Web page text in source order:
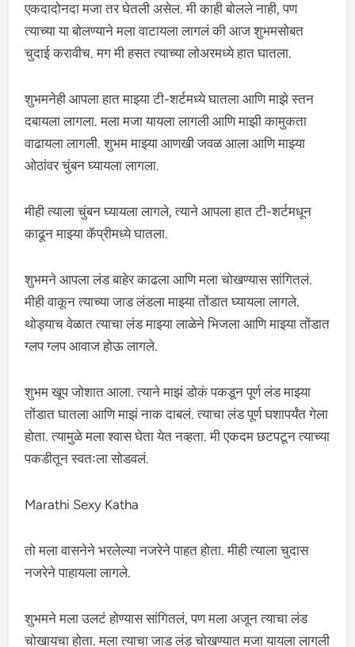
एकदादोनदा मजा तर घेतली असेल. मी काही बोलले नाही, पण
त्याच्या या बोलण्याने मला वाटायला लागलं की आज शुभमसोबत
चुदाई करावीच. मग मी हसत त्याच्या लोअरमध्ये हात घातला.
शुभमनेही आपला हात माझ्या टी-शर्टमध्ये घातला आणि माझे स्तन
दबायला लागला. मला मजा यायला लागली आणि माझी कामुकता
वाढायला लागली. शुभम माझ्या आणखी जवळ आला आणि माझ्या
ओठांवर चुंबन घ्यायला लागला.
मीही त्याला चुंबन घ्यायला लागले, त्याने आपला हात टी-शर्टमधून
काढून माझ्या कॅप्रीमध्ये घातला.
शुभमने आपला लंड बाहेर काढला आणि मला चोखण्यास सांगितलं.
मीही वाकून त्याच्या जाड लंडला माझ्या तोंडात घ्यायला लागले.
थोड्याच वेळात त्याचा लंड माझ्या लाळेने भिजला आणि माझ्या तोंडात
ग्लप ग्लप आवाज होऊ लागले.
शुभम खूप जोशात आला. त्याने माझं डोकं पकडून पूर्ण लंड माझ्या
तोंडात घातला आणि माझं नाक दाबलं. त्याचा लंड पूर्ण घशापर्यंत गेला
होता. त्यामुळे मला श्वास घेता येत नव्हता. मी एकदम छटपटून त्याच्या
पकडीतून स्वतःला सोडवलं.
Marathi Sexy Katha
तो मला वासनेने भरलेल्या नजरेने पाहत होता. मीही त्याला चुदास
नजरेने पाहायला लागले.
शुभमने मला उलटं होण्यास सांगितलं, पण मला अजून त्याचा लंड
चोखायचा होता. मला त्याचा जाड लंड चोखण्यात मजा यायला लागली